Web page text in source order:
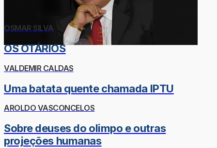
OSMAR SILVA
OS OTÁRIOS
VALDEMIR CALDAS
Uma batata quente chamada IPTU
AROLDO VASCONCELOS
Sobre deuses do olimpo e outras
projeções humanas